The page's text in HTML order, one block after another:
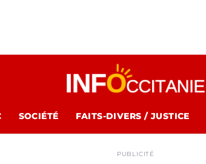
SOCIÉTÉ FAITS-DIVERS / JUSTICE
PUBLICITÉ